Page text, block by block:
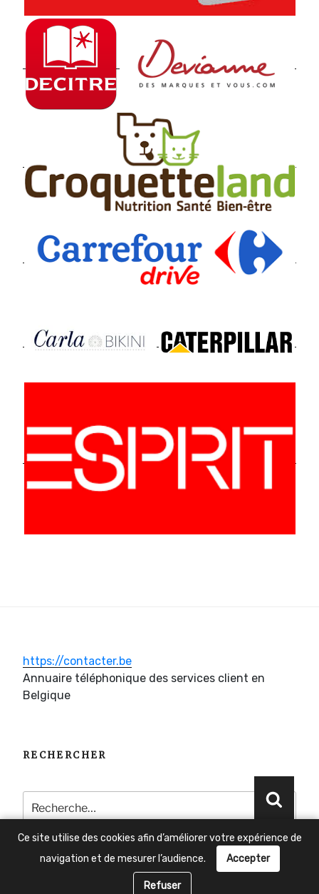
https://contacter.be
Annuaire téléphonique des services client en
Belgique
RECHERCHER
Recherche
pour
:
Ce site utilise des cookies afin d’améliorer votre expérience de
navigation et de mesurer l’audience.
Accepter
Refuser